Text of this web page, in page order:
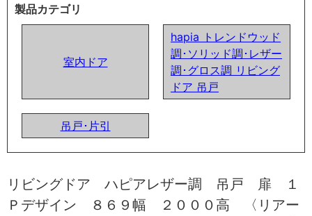
製品カテゴリ
室内ドア
hapia トレンドウッド
調･ソリッド調･レザー
調･グロス調 リビング
ドア 吊戸
吊戸･片引
リビングドア ハピアレザー調 吊戸 扉 １
Ｐデザイン ８６９幅 ２０００高 〈リアー